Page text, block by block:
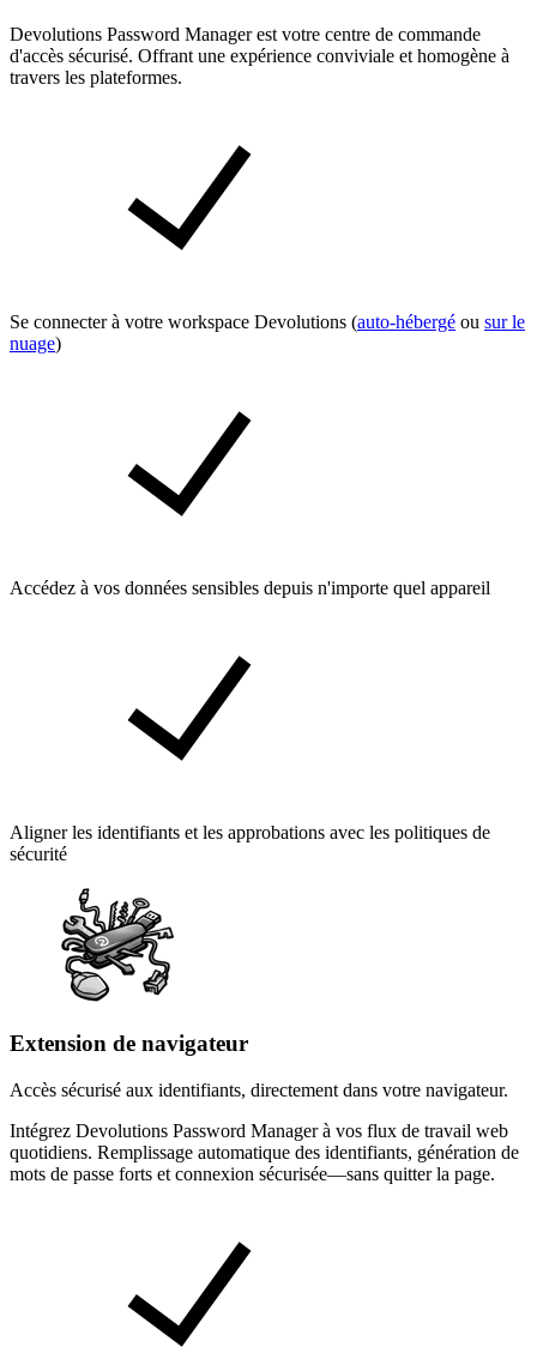
Devolutions Password Manager est votre centre de commande
d'accès sécurisé. Offrant une expérience conviviale et homogène à
travers les plateformes.
Se connecter à votre workspace Devolutions (auto-hébergé ou sur le
nuage)
Accédez à vos données sensibles depuis n'importe quel appareil
Aligner les identifiants et les approbations avec les politiques de
sécurité
Extension de navigateur
Accès sécurisé aux identifiants, directement dans votre navigateur.
Intégrez Devolutions Password Manager à vos flux de travail web
quotidiens. Remplissage automatique des identifiants, génération de
mots de passe forts et connexion sécurisée—sans quitter la page.